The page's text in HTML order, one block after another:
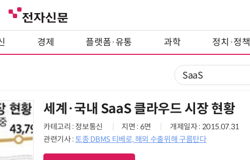
경제 플랫폼·유통 과학 정치·정책
세계·국내 SaaS 클라우드 시장 현황
카테고리 : 정보통신 지면 : 6면
개제일자 : 2015.07.31
관련기사 : 토종 DBMS 티베로, 해외 수출위해 구름탄다